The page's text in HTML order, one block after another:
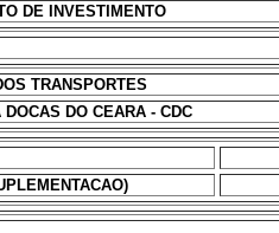
DE INVESTIMENTO
TRANSPORTES
DO CEARA - CDC